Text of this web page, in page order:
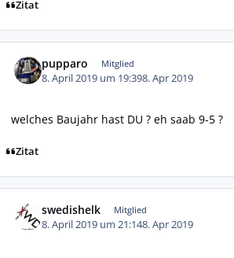
Zitat
pupparo Mitglied
8. April 2019 um 19:398. Apr 2019
welches Baujahr hast DU ? eh saab 9-5 ?
Zitat
swedishelk Mitglied
8. April 2019 um 21:148. Apr 2019